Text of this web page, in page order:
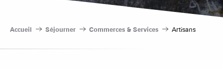
Accueil Séjourner Commerces & Services Artisans